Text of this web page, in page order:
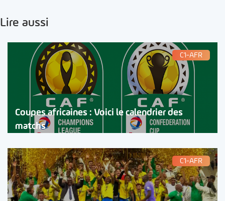
Lire aussi
C1-AFR
Coupes africaines : Voici le calendrier des
matchs
C1-AFR